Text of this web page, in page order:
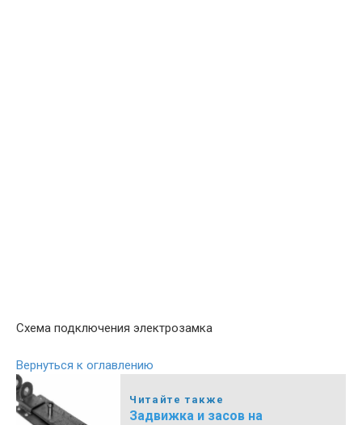
Схема подключения электрозамка
Вернуться к оглавлению
Читайте также
Задвижка и засов на